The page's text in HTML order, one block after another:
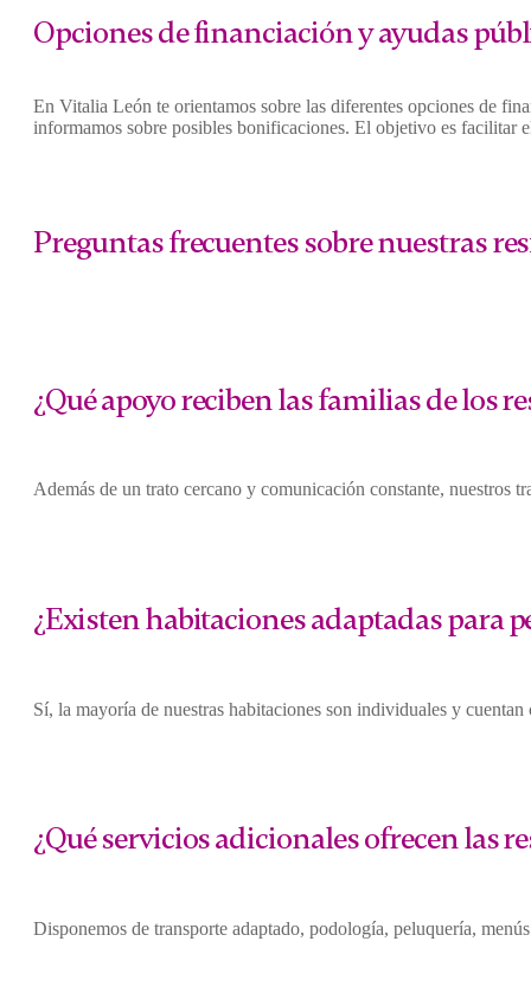
Opciones de financiación y ayudas
En Vitalia León te orientamos sobre las diferentes opciones de
informamos sobre posibles bonificaciones. El objetivo es facilitar
Preguntas frecuentes sobre nuestras
¿Qué apoyo reciben las familias de los
Además de un trato cercano y comunicación constante, nuestros
¿Existen habitaciones adaptadas para
Sí, la mayoría de nuestras habitaciones son individuales y
¿Qué servicios adicionales ofrecen las
Disponemos de transporte adaptado, podología, peluquería,